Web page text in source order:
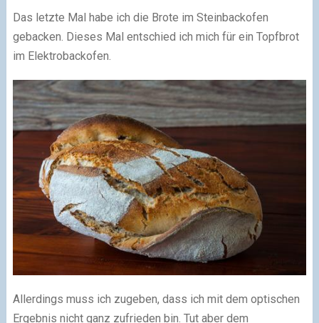
Das letzte Mal habe ich die Brote im Steinbackofen
gebacken. Dieses Mal entschied ich mich für ein Topfbrot
im Elektrobackofen.
Allerdings muss ich zugeben, dass ich mit dem optischen
Ergebnis nicht ganz zufrieden bin. Tut aber dem